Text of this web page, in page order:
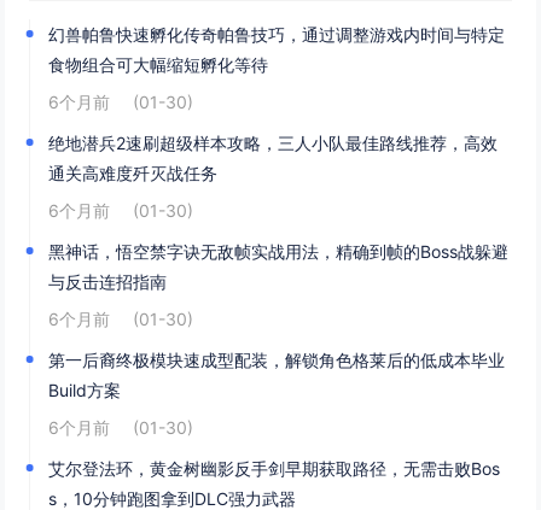
幻兽帕鲁快速孵化传奇帕鲁技巧，通过调整游戏内时间与特定
食物组合可大幅缩短孵化等待
6个月前
(01-30)
绝地潜兵2速刷超级样本攻略，三人小队最佳路线推荐，高效
通关高难度歼灭战任务
6个月前
(01-30)
黑神话，悟空禁字诀无敌帧实战用法，精确到帧的Boss战躲避
与反击连招指南
6个月前
(01-30)
第一后裔终极模块速成型配装，解锁角色格莱后的低成本毕业
Build方案
6个月前
(01-30)
艾尔登法环，黄金树幽影反手剑早期获取路径，无需击败Bos
s，10分钟跑图拿到DLC强力武器